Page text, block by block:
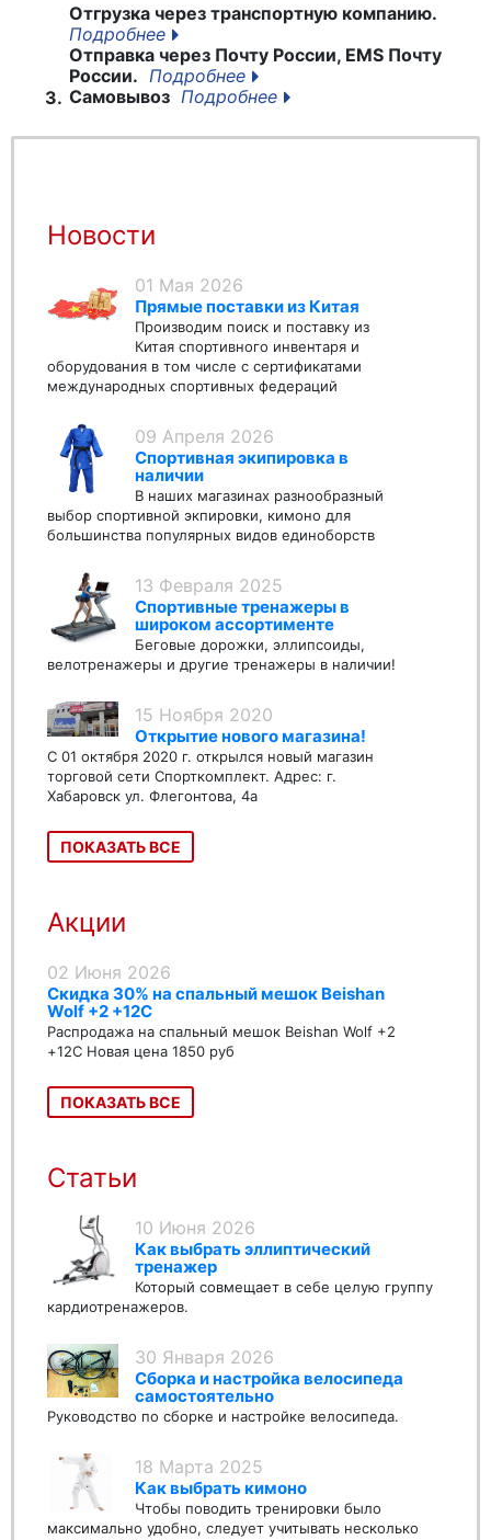
Отгрузка через транспортную компанию.
Подробнее
Отправка через Почту России, EMS Почту
России. Подробнее
3. Самовывоз Подробнее
Новости
01 Мая 2026
Прямые поставки из Китая
Производим поиск и поставку из
Китая спортивного инвентаря и
оборудования в том числе с сертификатами
международных спортивных федераций
09 Апреля 2026
Спортивная экипировка в
наличии
В наших магазинах разнообразный
выбор спортивной экпировки, кимоно для
большинства популярных видов единоборств
13 Февраля 2025
Спортивные тренажеры в
широком ассортименте
Беговые дорожки, эллипсоиды,
велотренажеры и другие тренажеры в наличии!
15 Ноября 2020
Открытие нового магазина!
С 01 октября 2020 г. открылся новый магазин
торговой сети Спорткомплект. Адрес: г.
Хабаровск ул. Флегонтова, 4а
ПОКАЗАТЬ ВСЕ
Акции
02 Июня 2026
Скидка 30% на спальный мешок Beishan
Wolf +2 +12C
Распродажа на спальный мешок Beishan Wolf +2
+12C Новая цена 1850 руб
ПОКАЗАТЬ ВСЕ
Статьи
10 Июня 2026
Как выбрать эллиптический
тренажер
Который совмещает в себе целую группу
кардиотренажеров.
30 Января 2026
Сборка и настройка велосипеда
самостоятельно
Руководство по сборке и настройке велосипеда.
18 Марта 2025
Как выбрать кимоно
Чтобы поводить тренировки было
максимально удобно, следует учитывать несколько